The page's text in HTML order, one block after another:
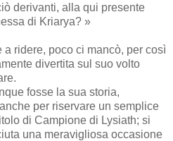
derivanti, alla qui presente
di Kriarya? »
a ridere, poco ci mancò, per così
divertita sul suo volto
fosse la sua storia,
per riservare un semplice
di Campione di Lysiath; si
una meravigliosa occasione